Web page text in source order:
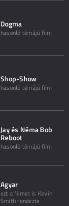
Dogma
hasonló témájú film
Shop-Show
hasonló témájú film
Jay és Néma Bob
Reboot
hasonló témájú film
Agyar
ezt a filmet is Kevin
Smith rendezte